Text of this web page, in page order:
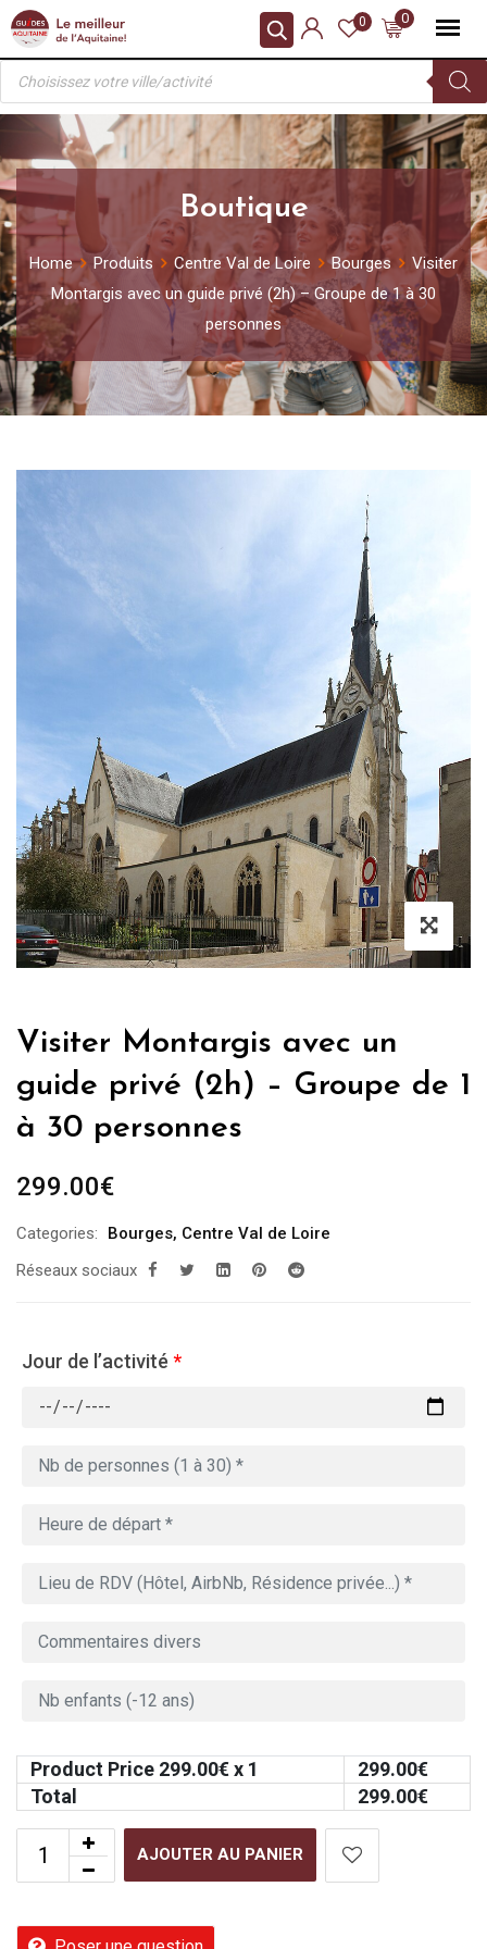
Skip
content
0
0
Recherche
produits
Boutique
Home Produits Centre Val de Loire Bourges
Visiter
Montargis avec un guide privé (2h) – Groupe de 1 à 30
personnes
Visiter Montargis avec un
guide privé (2h) – Groupe de 1
à 30 personnes
299.00€
Categories: Bourges, Centre Val de Loire
Réseaux sociaux
Jour de l’activité *
Product Price 299.00€ x 1 299.00€
Total
299.00€
AJOUTER AU PANIER